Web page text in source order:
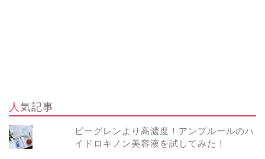
人気記事
ビーグレンより高濃度！アンプルールのハ
イドロキノン美容液を試してみた！